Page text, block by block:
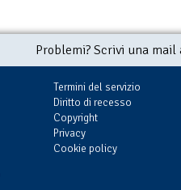
Problemi? Scrivi una
Termini del servizio
Diritto di recesso
Copyright
Privacy
Cookie policy